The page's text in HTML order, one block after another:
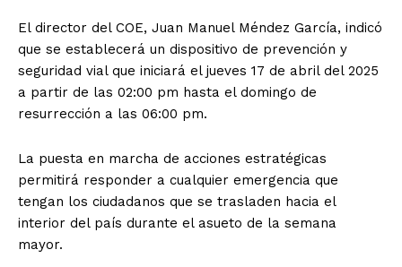
El director del COE, Juan Manuel Méndez García, indicó
que se establecerá un dispositivo de prevención y
seguridad vial que iniciará el jueves 17 de abril del 2025
a partir de las 02:00 pm hasta el domingo de
resurrección a las 06:00 pm.
La puesta en marcha de acciones estratégicas
permitirá responder a cualquier emergencia que
tengan los ciudadanos que se trasladen hacia el
interior del país durante el asueto de la semana
mayor.